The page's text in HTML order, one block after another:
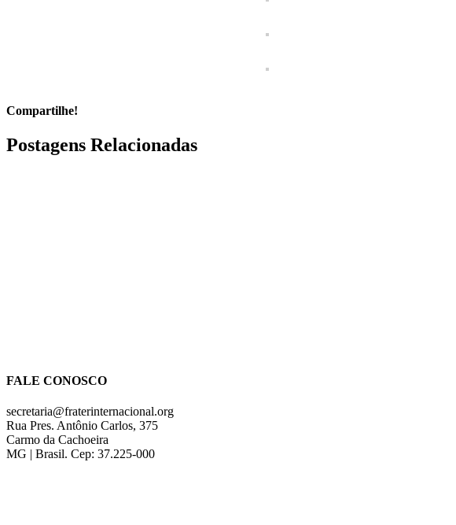
Compartilhe!
Facebook
Twitter
LinkedIn
WhatsApp
E-
mail
Postagens Relacionadas
FALE CONOSCO
secretaria@fraterinternacional.org
Rua Pres. Antônio Carlos, 375
Carmo da Cachoeira
MG | Brasil. Cep: 37.225-000